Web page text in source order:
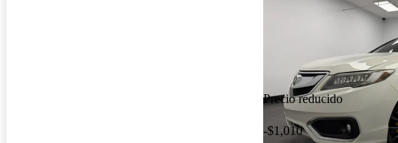
Precio reducido
-$1,010